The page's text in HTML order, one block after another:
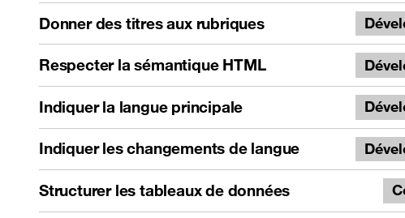
Donner des titres aux rubriques
Respecter la sémantique HTML
Indiquer la langue principale
Indiquer les changements de langue
Structurer les tableaux de données